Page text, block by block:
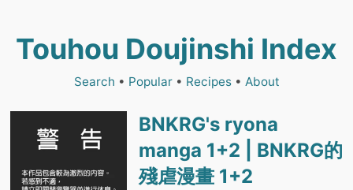
Touhou Doujinshi Index
Search • Popular• Recipes• About
BNKRG's ryona
manga 1+2 | BNKRG的
殘虐漫畫 1+2